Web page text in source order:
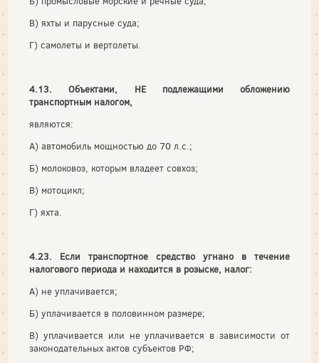
В) яхты и парусные суда;
Г) самолеты и вертолеты.
4.13. Объектами, НЕ подлежащими обложению
транспортным налогом,
являются:
А) автомобиль мощностью до 70 л.с.;
Б) молоковоз, которым владеет совхоз;
В) мотоцикл;
Г) яхта.
4.23. Если транспортное средство угнано в течение
налогового периода и находится в розыске, налог:
А) не уплачивается;
Б) уплачивается в половинном размере;
В) уплачивается или не уплачивается в зависимости от
законодательных актов субъектов РФ;